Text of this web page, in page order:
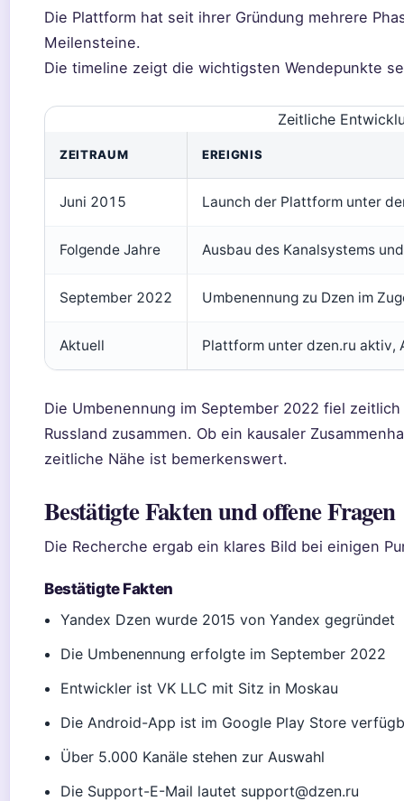
Die Plattform hat seit ihrer Gründung mehrere
Meilensteine.
Die timeline zeigt die wichtigsten Wendepunkte
Zeitliche
ZEITRAUM EREIGNIS
Juni 2015 Launch der Plattform unter
Folgende Jahre Ausbau des Kanalsystems
September 2022 Umbenennung zu Dzen im
Aktuell Plattform unter dzen.ru aktiv,
Die Umbenennung im September 2022 fiel
Russland zusammen. Ob ein kausaler
zeitliche Nähe ist bemerkenswert.
Bestätigte Fakten und offene Fragen
Die Recherche ergab ein klares Bild bei einigen
Bestätigte Fakten
Yandex Dzen wurde 2015 von Yandex gegründet
Die Umbenennung erfolgte im September 2022
Entwickler ist VK LLC mit Sitz in Moskau
Die Android-App ist im Google Play Store
Über 5.000 Kanäle stehen zur Auswahl
Die Support-E-Mail lautet support@dzen.ru